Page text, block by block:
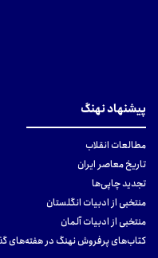
پیشنهاد نهنگ
مطالعات انقلاب
تاریخ معاصر ایران
تجدید چاپی‌ها
منتخبی از ادبیات انگلستان
منتخبی از ادبیات آلمان
کتاب‌های پرفروش نهنگ در هفته‌های